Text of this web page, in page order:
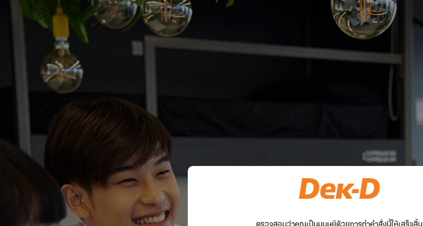
ตรวจสอบว่าคุณเป็นมนุษย์ด้วยการทำคำสั่งนี้ให้เสร็จสิ้น